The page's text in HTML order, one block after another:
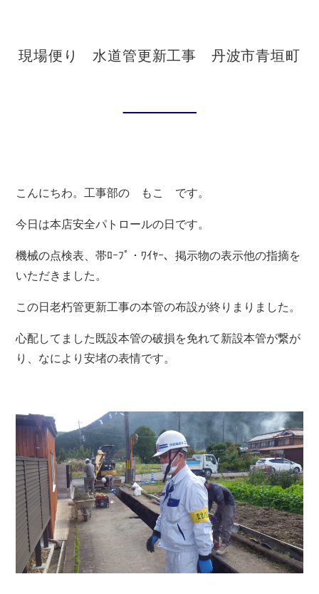
現場便り 水道管更新工事 丹波市青垣町
こんにちわ。工事部の もこ です。
今日は本店安全パトロールの日です。
機械の点検表、帯ﾛｰﾌﾟ・ﾜｲﾔｰ、掲示物の表示他の指摘を
いただきました。
この日老朽管更新工事の本管の布設が終りまりました。
心配してました既設本管の破損を免れて新設本管が繋が
り、なにより安堵の表情です。
お問い合わせ